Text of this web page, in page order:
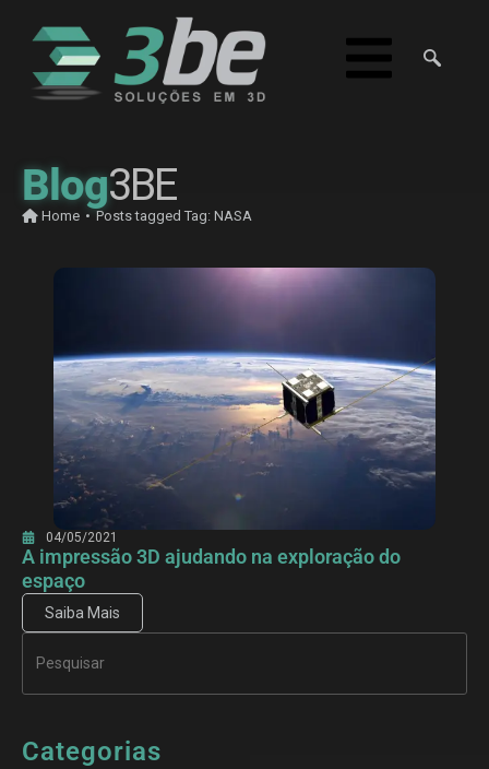
Blog3BE
Home • Posts tagged Tag: NASA
04/05/2021
A impressão 3D ajudando na exploração do
espaço
Saiba Mais
Categorias